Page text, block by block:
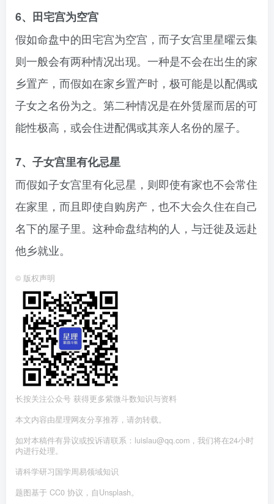
6、田宅宫为空宫
假如命盘中的田宅宫为空宫，而子女宫里星曜云集
则一般会有两种情况出现。一种是不会在出生的家
乡置产，而假如在家乡置产时，极可能是以配偶或
子女之名份为之。第二种情况是在外赁屋而居的可
能性极高，或会住进配偶或其亲人名份的屋子。
7、子女宫里有化忌星
而假如子女宫里有化忌星，则即使有家也不会常住
在家里，而且即使自购房产，也不大会久住在自己
名下的屋子里。这种命盘结构的人，与迁徙及远赴
他乡就业。
© 版权声明
长按关注公众号 获得更多紫微斗数知识与资料
本文内容由星理网友分享推荐，请勿转载。
如对本稿件有异议或投诉请联系：luislau@qq.com，我们将在24小时
内进行处理。
请科学研习国学周易领域知识
题图基于 CC0 协议，自Unsplash。